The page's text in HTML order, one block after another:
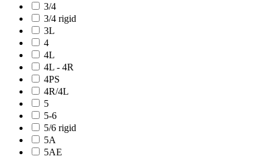
3/4
3/4 rigid
3L
4
4L
4L - 4R
4PS
4R/4L
5
5-6
5/6 rigid
5A
5AE